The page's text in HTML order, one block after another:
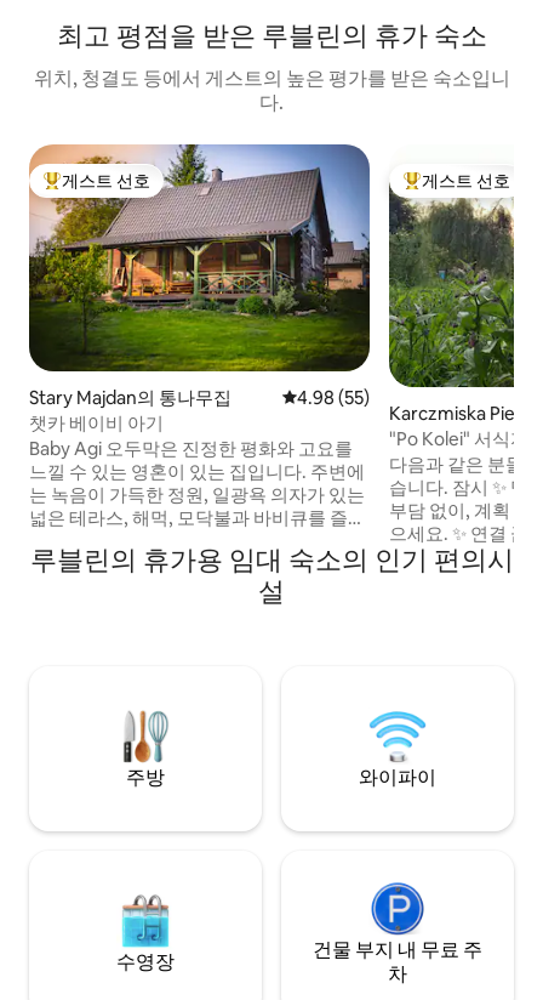
최고 평점을 받은 루블린의 휴가 숙소
위치, 청결도 등에서 게스트의 높은 평가를 받은 숙소입니
다.
상위 게스트 선호
게스트 선호
Stary Majdan의 통나무집 평점 4.98점(5점 만점), 후기 55
4.98 (55)
챗카 베이비 아기
Baby Agi 오두막은 진정한 평화와 고요를
느낄 수 있는 영혼이 있는 집입니다. 주변에
는 녹음이 가득한 정원, 일광욕 의자가 있는
넓은 테라스, 해먹, 모닥불과 바비큐를 즐길
커피를 마시거나, 와인을 마시며 저녁을 보
내거나, 단순히 책을 읽으며 휴식을 취할 수
있습니다. 주방은 집과 마찬가지로 시설이
아옵니다. 예약 후 무료 AI Chatka 어시스
턴트가 대기합니다.
상위 게스트 선호
게스트 선호
Karczmiska
험 숙소
"Po Kolei" 서식지
다음과 같은 분들
습니다. 잠시 ✨ 멈
부담 없이, 계획 없
으세요. ✨ 연결 끊
요한 것은 공간, 공
다. 저희 숙소는 다
춰 조화를 이루며
루블린의 휴가용 임대 숙소의 인기 편의시
설
주방 와이파이
수영장
건물 부지 내 무료 주
차